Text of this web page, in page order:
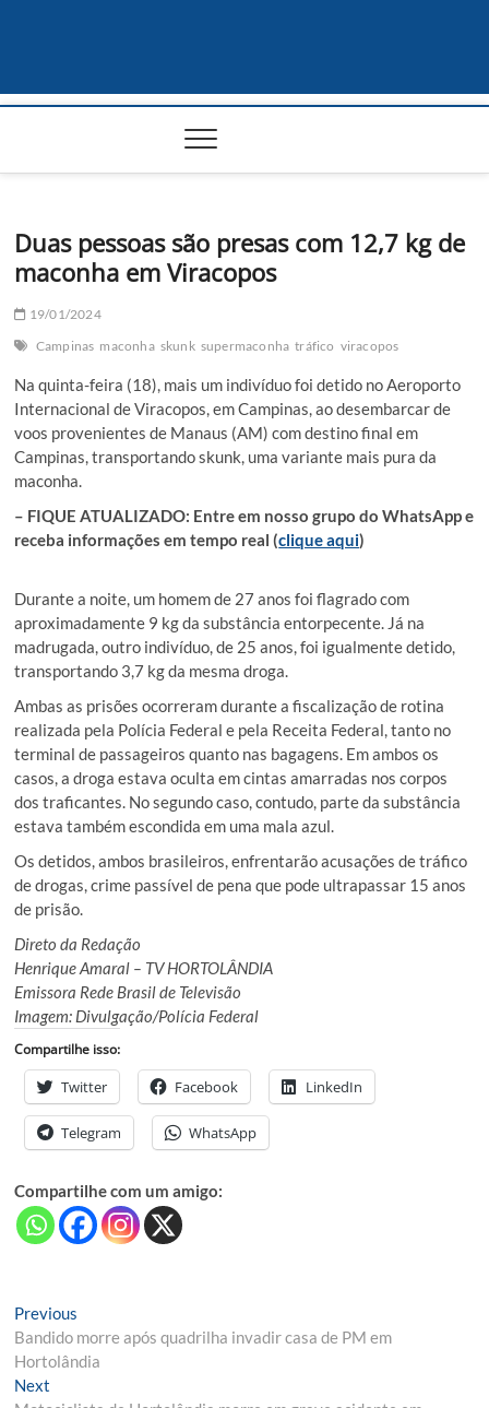
Duas pessoas são presas com 12,7 kg de
maconha em Viracopos
19/01/2024
Campinas maconha skunk supermaconha tráfico viracopos
Na quinta-feira (18), mais um indivíduo foi detido no Aeroporto
Internacional de Viracopos, em Campinas, ao desembarcar de
voos provenientes de Manaus (AM) com destino final em
Campinas, transportando skunk, uma variante mais pura da
maconha.
– FIQUE ATUALIZADO: Entre em nosso grupo do WhatsApp e
receba informações em tempo real (clique aqui)
Durante a noite, um homem de 27 anos foi flagrado com
aproximadamente 9 kg da substância entorpecente. Já na
madrugada, outro indivíduo, de 25 anos, foi igualmente detido,
transportando 3,7 kg da mesma droga.
Ambas as prisões ocorreram durante a fiscalização de rotina
realizada pela Polícia Federal e pela Receita Federal, tanto no
terminal de passageiros quanto nas bagagens. Em ambos os
casos, a droga estava oculta em cintas amarradas nos corpos
dos traficantes. No segundo caso, contudo, parte da substância
estava também escondida em uma mala azul.
Os detidos, ambos brasileiros, enfrentarão acusações de tráfico
de drogas, crime passível de pena que pode ultrapassar 15 anos
de prisão.
Direto da Redação
Henrique Amaral – TV HORTOLÂNDIA
Emissora Rede Brasil de Televisão
Imagem: Divulgação/Polícia Federal
Compartilhe isso:
Twitter Facebook LinkedIn
Telegram WhatsApp
Compartilhe com um amigo:
Navegação
de
Post
Previous
post:
Bandido morre após quadrilha invadir casa de PM em
Hortolândia
Next